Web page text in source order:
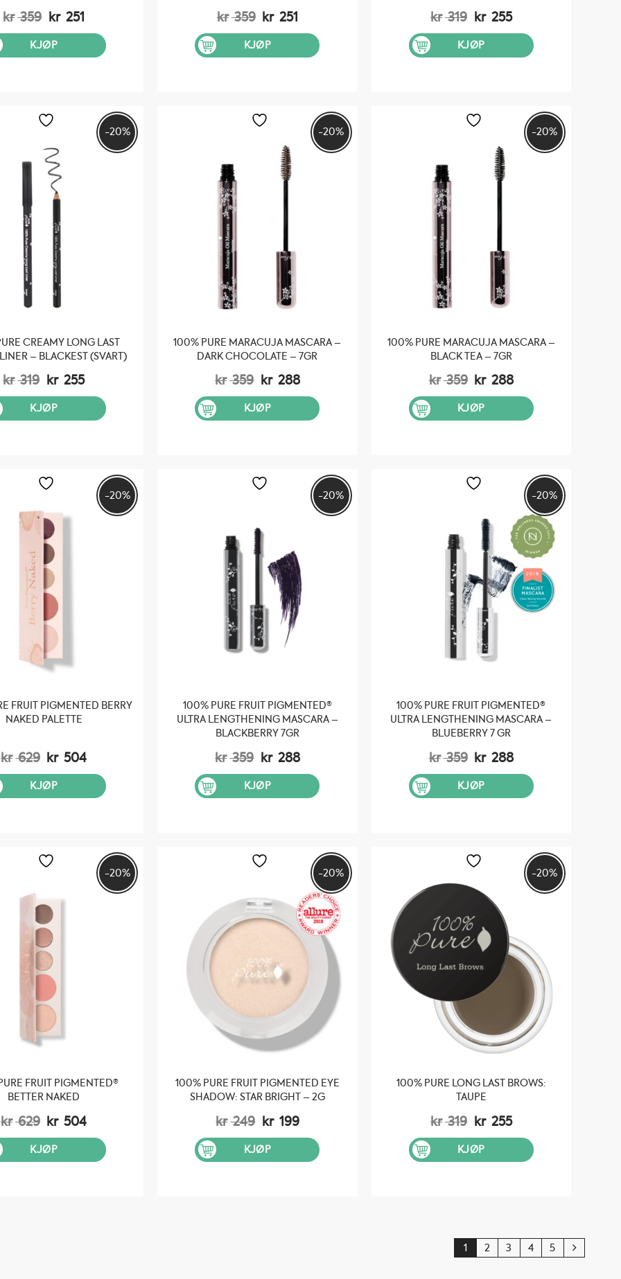
kr359 Opprinnelig
var:
kr 359.
kr 251Nåværende
kr 251.
KJØP
kr359 Opprinnelig
var:
kr 359.
kr 251
kr 251.
KJØP
kr319 Opprinnelig
var:
kr 319.
kr 255Nåværende
kr 255.
KJØP
-20%
CREAMY LONG LAST
– BLACKEST (SVART)
kr319 Opprinnelig
pris
var:
kr 319.
kr 255Nåværende
pris
kr 255.
KJØP
-20%
100% PURE MARACUJA MASCARA –
DARK CHOCOLATE – 7GR
kr359 Opprinnelig
pris
var:
kr 359.
kr 288Nåværende
pris
er:
kr 288.
KJØP
-20%
100% PURE MARACUJA MASCARA –
BLACK TEA – 7GR
kr359 Opprinnelig
pris
var:
kr 359.
kr 288Nåværende
pris
er:
kr 288.
KJØP
-20%
FRUIT PIGMENTED BERRY
NAKED PALETTE
kr629 Opprinnelig
pris
var:
kr 629.
kr 504Nåværende
pris
er:
kr 504.
KJØP
-20%
100% PURE FRUIT PIGMENTED®
ULTRA LENGTHENING MASCARA –
BLACKBERRY 7GR
kr359 Opprinnelig
pris
var:
kr 359.
kr 288Nåværende
pris
er:
kr 288.
KJØP
-20%
100% PURE FRUIT PIGMENTED®
ULTRA LENGTHENING MASCARA –
BLUEBERRY 7 GR
kr359 Opprinnelig
pris
var:
kr 359.
kr 288Nåværende
pris
er:
kr 288.
KJØP
-20%
FRUIT PIGMENTED®
BETTER NAKED
kr629 Opprinnelig
var:
kr 629.
kr 504Nåværende
er:
kr 504.
KJØP
-20%
100% PURE FRUIT PIGMENTED EYE
SHADOW: STAR BRIGHT – 2G
kr249 Opprinnelig
var:
kr 249.
kr 199Nåværende
kr 199.
KJØP
-20%
100% PURE LONG LAST BROWS:
TAUPE
kr319 Opprinnelig
var:
kr 319.
kr 255Nåværende
kr 255.
KJØP
1 2 3 4 5